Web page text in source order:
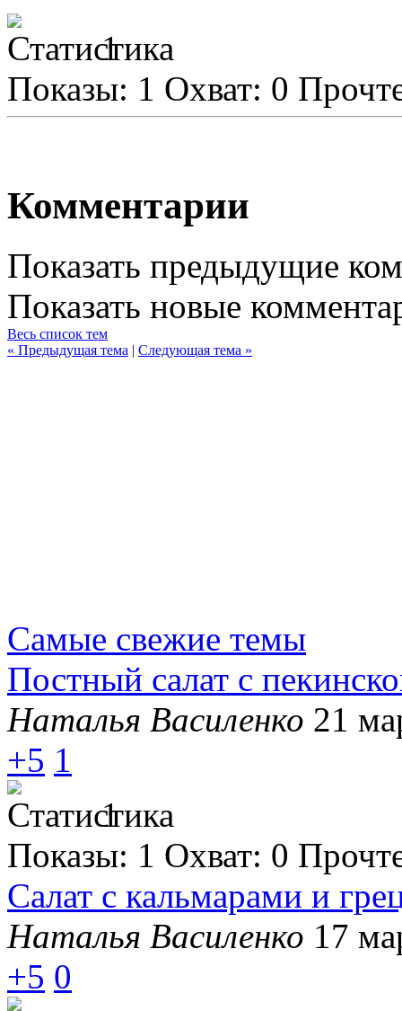
1
Показы: 1 Охват: 0
Комментарии
Показать предыдущие
Показать новые
Весь список тем
« Предыдущая тема | Следующая тема »
Самые свежие темы
Постный салат с
Наталья Василенко 21
+5 1
1
Показы: 1 Охват: 0
Салат с кальмарами и
Наталья Василенко 17
+5 0